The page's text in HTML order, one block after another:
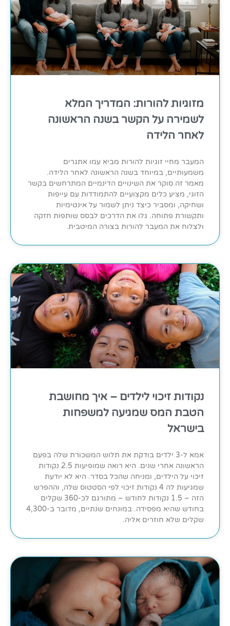
מזוגיות להורות: המדריך המלא
לשמירה על הקשר בשנה הראשונה
לאחר הלידה
המעבר מחיי זוגיות להורות מביא עמו אתגרים
משמעותיים, במיוחד בשנה הראשונה לאחר הלידה.
מאמר זה סוקר את השינויים הדינמיים המתרחשים בקשר
הזוגי, מציע כלים מקצועיים להתמודדות עם עייפות
ושחיקה, ומסביר כיצד ניתן לשמור על אינטימיות
ותקשורת פתוחה. גלו את הדרכים לבסס שותפות חזקה
ולצלוח את המעבר להורות בצורה המיטבית.
נקודות זיכוי לילדים – איך מחושבת
הטבת המס שמגיעה למשפחות
בישראל
אמא ל-3 ילדים בודקת את תלוש המשכורת שלה בפעם
הראשונה אחרי שנים. היא רואה שמופיעות 2.5 נקודות
זיכוי על הילדים, ומניחה שהכל בסדר. היא לא יודעת
שמגיעות לה 4 נקודות זיכוי לפי הסטטוס שלה, וההפרש
הזה – 1.5 נקודות לחודש – מתורגם לכ-360 שקלים
בחודש שהיא מפסידה. במונחים שנתיים, מדובר ב-4,300
שקלים שלא חוזרים אליה.